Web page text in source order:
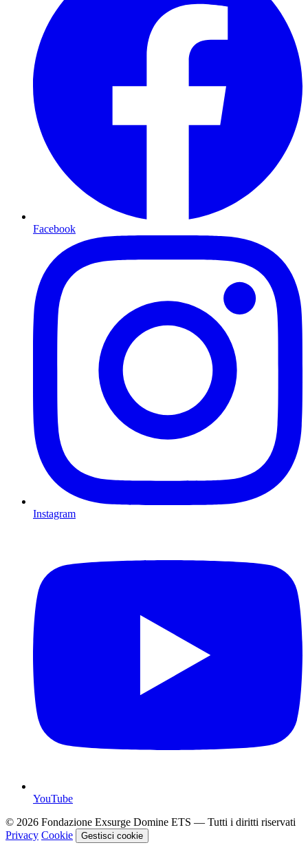
Facebook
Instagram
YouTube
© 2026 Fondazione Exsurge Domine ETS — Tutti i diritti riservati
Privacy Cookie Gestisci cookie